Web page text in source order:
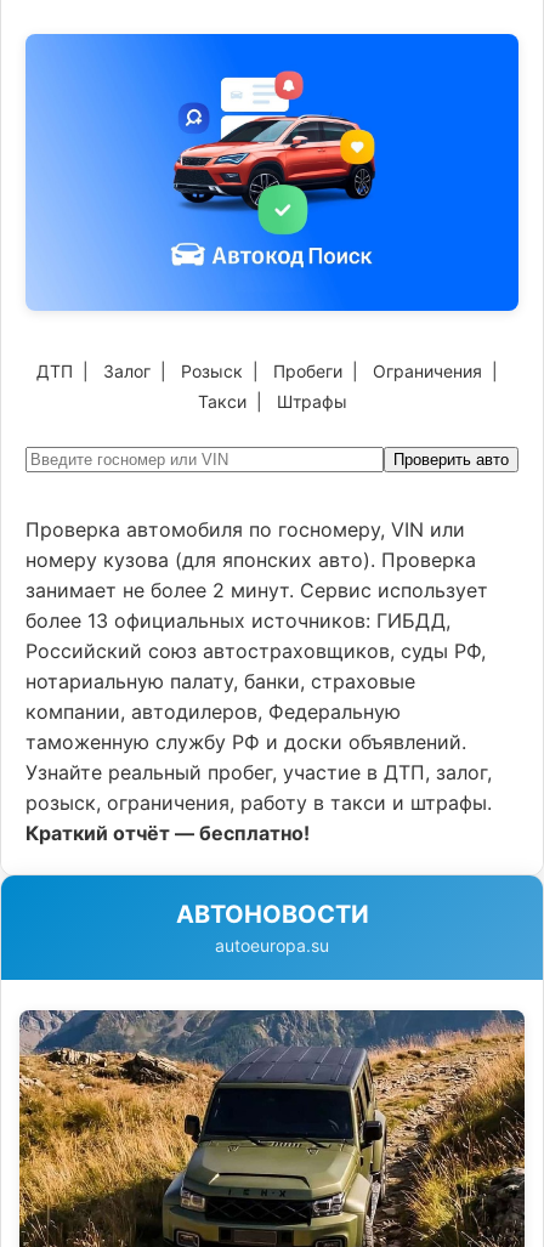
ДТП Залог Розыск Пробеги Ограничения
Такси| Штрафы
Проверить авто
Проверка автомобиля по госномеру, VIN или
номеру кузова (для японских авто). Проверка
занимает не более 2 минут. Сервис использует
более 13 официальных источников: ГИБДД,
Российский союз автостраховщиков, суды РФ,
нотариальную палату, банки, страховые
компании, автодилеров, Федеральную
таможенную службу РФ и доски объявлений.
Узнайте реальный пробег, участие в ДТП, залог,
розыск, ограничения, работу в такси и штрафы.
Краткий отчёт — бесплатно!
АВТОНОВОСТИ
autoeuropa.su